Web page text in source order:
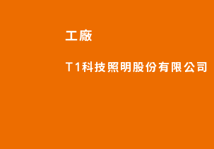
工廠
T1科技照明股份有限公司